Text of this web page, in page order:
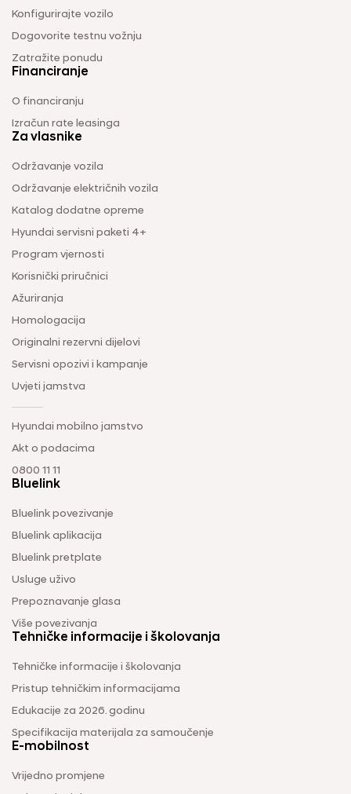
Konfigurirajte vozilo
Dogovorite testnu vožnju
Zatražite ponudu
Financiranje
O financiranju
Izračun rate leasinga
Za vlasnike
Održavanje vozila
Održavanje električnih vozila
Katalog dodatne opreme
Hyundai servisni paketi 4+
Program vjernosti
Korisnički priručnici
Ažuriranja
Homologacija
Originalni rezervni dijelovi
Servisni opozivi i kampanje
Uvjeti jamstva
Hyundai mobilno jamstvo
Akt o podacima
0800 11 11
Bluelink
Bluelink povezivanje
Bluelink aplikacija
Bluelink pretplate
Usluge uživo
Prepoznavanje glasa
Više povezivanja
Tehničke informacije i školovanja
Tehničke informacije i školovanja
Pristup tehničkim informacijama
Edukacije za 2026. godinu
Specifikacija materijala za samoučenje
E-mobilnost
Vrijedno promjene